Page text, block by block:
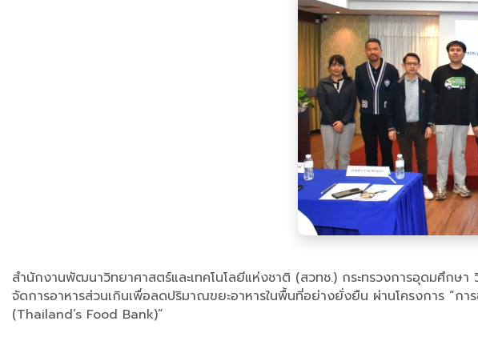
สำนักงานพัฒนาวิทยาศาสตร์และเทคโนโลยีแห่งชาติ (สวทช.) กระทรวงการอุดมศึกษ
จัดการอาหารส่วนเกินเพื่อลดปริมาณขยะอาหารในพื้นที่อย่างยั่งยืน ผ่านโครงการ “กา
(Thailand’s Food Bank)”